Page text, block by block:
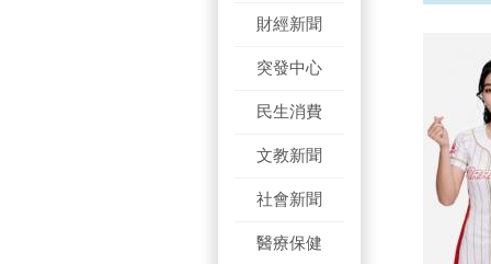
財經新聞
突發中心
民生消費
文教新聞
社會新聞
醫療保健